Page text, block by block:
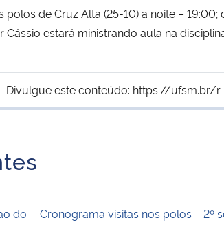
de Cruz Alta (25-10) a noite –
estará ministrando aula na
Divulgue este conteúdo: https://ufsm.br/
do
Cronograma visitas nos polos – 2º